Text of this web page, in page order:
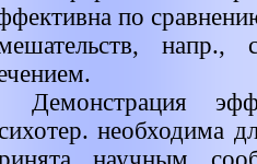
по
напр.,
Демонстрация
необходима